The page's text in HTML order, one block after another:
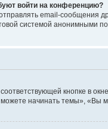
войти на конференцию?
email-
системой анонимными
кнопке в
начинать темы», «Вы